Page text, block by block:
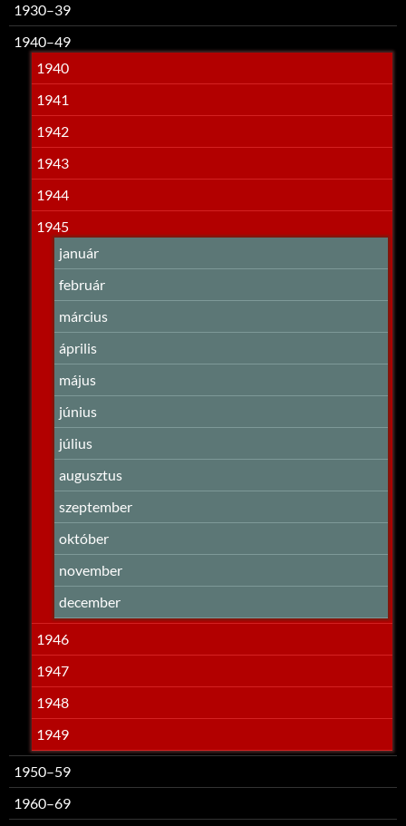
1930–39
1940–49
1940
1941
1942
1943
1944
1945
január
február
március
április
május
június
július
augusztus
szeptember
október
november
december
1946
1947
1948
1949
1950–59
1960–69